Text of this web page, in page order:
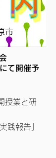
市
て開催予
授業と研
践報告」